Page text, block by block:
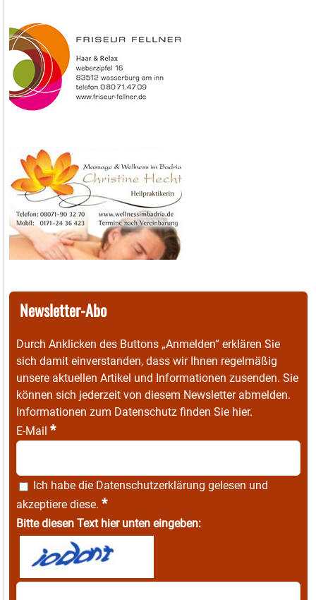
Newsletter-Abo
Durch Anklicken des Buttons „Anmelden“ erklären Sie
sich damit einverstanden, dass wir Ihnen regelmäßig
unsere aktuellen Artikel und Informationen zusenden. Sie
können sich jederzeit von diesem Newsletter abmelden.
Informationen zum Datenschutz finden Sie hier.
E-Mail *
Ich habe die Datenschutzerklärung gelesen und
akzeptiere diese. *
Bitte diesen Text hier unten eingeben: